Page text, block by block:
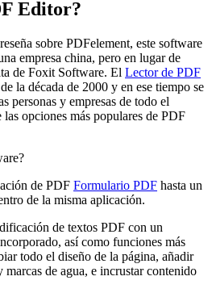
Editor?
sobre PDFelement, este software
empresa china, pero en lugar de
de Foxit Software. El Lector de PDF
la década de 2000 y en ese tiempo se
personas y empresas de todo el
opciones más populares de PDF
de PDF Formulario PDF hasta un
de la misma aplicación.
de textos PDF con un
así como funciones más
todo el diseño de la página, añadir
marcas de agua, e incrustar contenido